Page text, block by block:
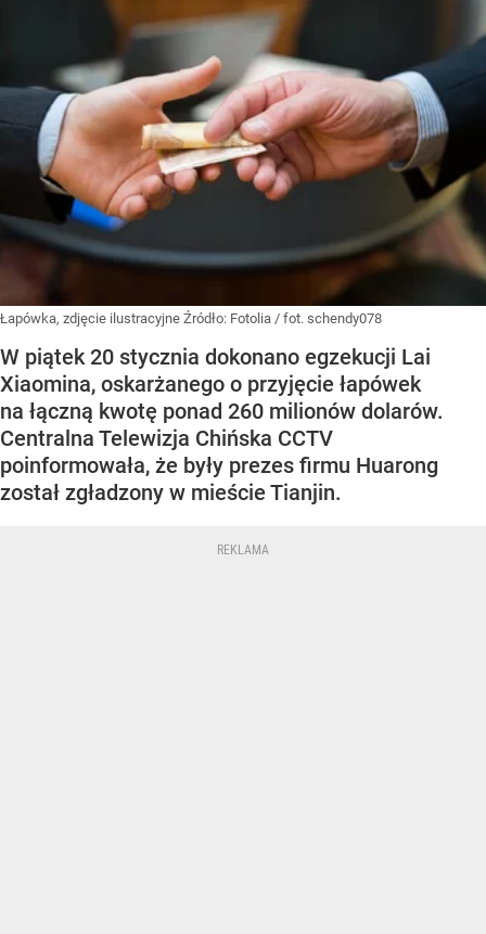
Łapówka, zdjęcie ilustracyjne Źródło: Fotolia / fot. schendy078
W piątek 20 stycznia dokonano egzekucji Lai
Xiaomina, oskarżanego o przyjęcie łapówek
na łączną kwotę ponad 260 milionów dolarów.
Centralna Telewizja Chińska CCTV
poinformowała, że były prezes firmu Huarong
został zgładzony w mieście Tianjin.